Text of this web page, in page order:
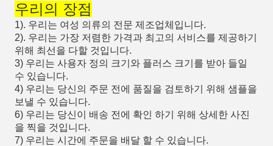
우리의 장점
1). 우리는 여성 의류의 전문 제조업체입니다.
2). 우리는 가장 저렴한 가격과 최고의 서비스를 제공하기
위해 최선을 다할 것입니다.
3) 우리는 사용자 정의 크기와 플러스 크기를 받아 들일
수 있습니다.
4) 우리는 당신의 주문 전에 품질을 검토하기 위해 샘플을
보낼 수 있습니다.
6) 우리는 당신이 배송 전에 확인 하기 위해 상세한 사진
을 찍을 것입니다.
7) 우리는 시간에 주문을 배달 할 수 있습니다.